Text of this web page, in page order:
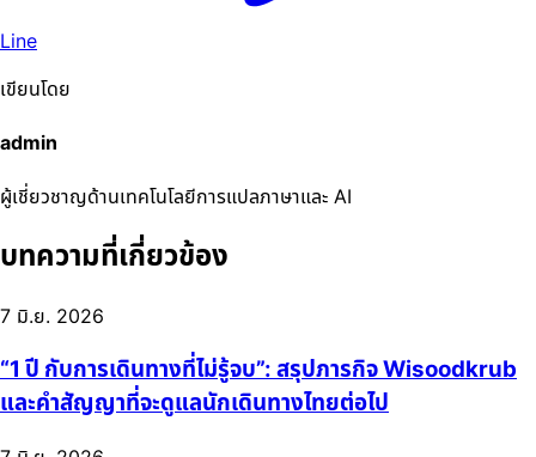
Line
เขียนโดย
admin
ผู้เชี่ยวชาญด้านเทคโนโลยีการแปลภาษาและ AI
บทความที่เกี่ยวข้อง
7 มิ.ย. 2026
“1 ปี กับการเดินทางที่ไม่รู้จบ”: สรุปภารกิจ Wisoodkrub
และคำสัญญาที่จะดูแลนักเดินทางไทยต่อไป